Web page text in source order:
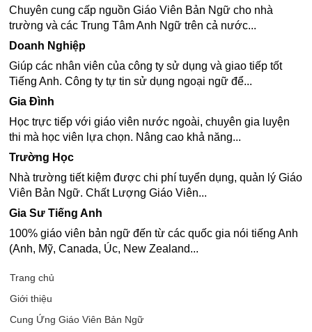
Chuyên cung cấp nguồn Giáo Viên Bản Ngữ cho nhà
trường và các Trung Tâm Anh Ngữ trên cả nước...
Doanh Nghiệp
Giúp các nhân viên của công ty sử dụng và giao tiếp tốt
Tiếng Anh. Công ty tự tin sử dụng ngoại ngữ để...
Gia Đình
Học trực tiếp với giáo viên nước ngoài, chuyên gia luyện
thi mà học viên lựa chọn. Nâng cao khả năng...
Trường Học
Nhà trường tiết kiệm được chi phí tuyển dụng, quản lý Giáo
Viên Bản Ngữ. Chất Lượng Giáo Viên...
Gia Sư Tiếng Anh
100% giáo viên bản ngữ đến từ các quốc gia nói tiếng Anh
(Anh, Mỹ, Canada, Úc, New Zealand...
Trang chủ
Giới thiệu
Cung Ứng Giáo Viên Bản Ngữ